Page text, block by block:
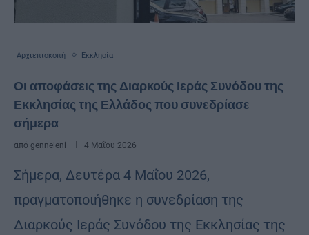
Αρχιεπισκοπή Εκκλησία
Οι αποφάσεις της Διαρκούς Ιεράς Συνόδου της
Εκκλησίας της Ελλάδος που συνεδρίασε
σήμερα
από genneleni 4 Μαΐου 2026
Σήμερα, Δευτέρα 4 Μαΐου 2026,
πραγματοποιήθηκε η συνεδρίαση της
Διαρκούς Ιεράς Συνόδου της Εκκλησίας της